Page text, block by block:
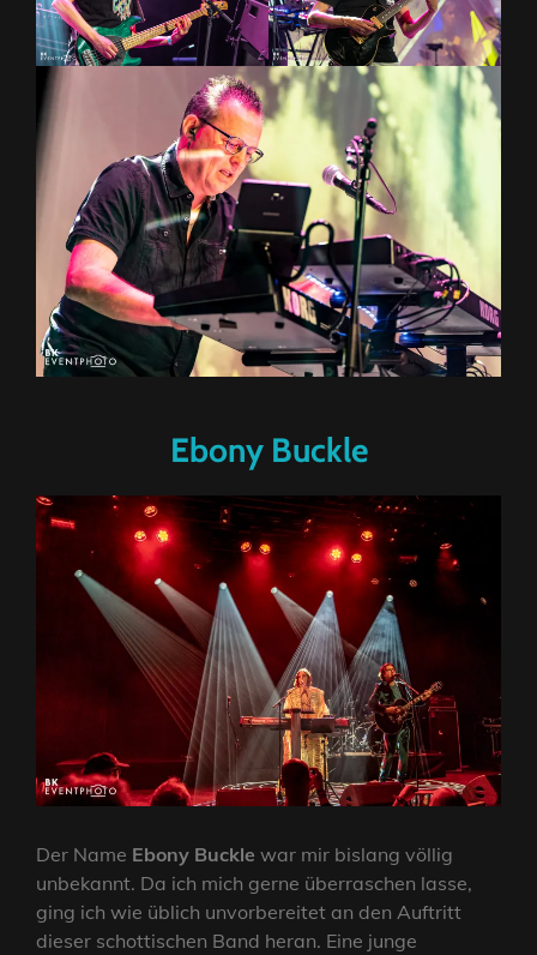
Ebony Buckle
Der Name Ebony Buckle war mir bislang völlig
unbekannt. Da ich mich gerne überraschen lasse,
ging ich wie üblich unvorbereitet an den Auftritt
dieser schottischen Band heran. Eine junge